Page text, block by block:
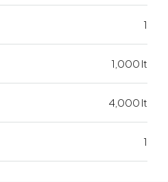
1
1,000 lt
4,000 lt
1